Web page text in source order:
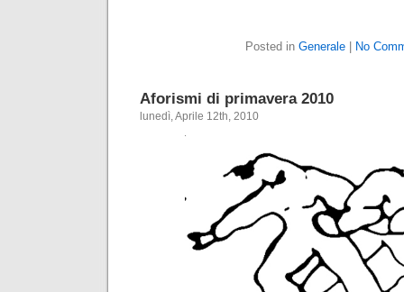
Posted in Generale No
Aforismi di primavera 2010
lunedì, Aprile 12th, 2010